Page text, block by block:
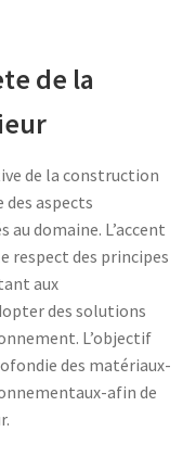
de la
de la construction
aspects
domaine. L’accent
respect des principes
aux
des solutions
L’objectif
des matériaux-
afin de